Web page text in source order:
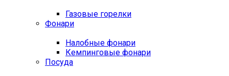
Газовые горелки
Фонари
Налобные фонари
Кемпинговые фонари
Посуда